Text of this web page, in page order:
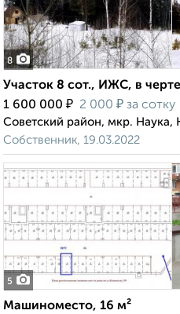
8
Участок 8 сот., ИЖС, в
1 600 000 ₽ 2 000 ₽ за сотку
Советский район, мкр. Наука,
Собственник, 19.03.2022
5
Машиноместо, 16 м²